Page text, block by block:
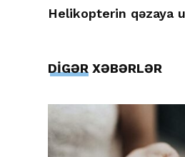
Helikopterin qəzaya
DİGƏR XƏBƏRLƏR